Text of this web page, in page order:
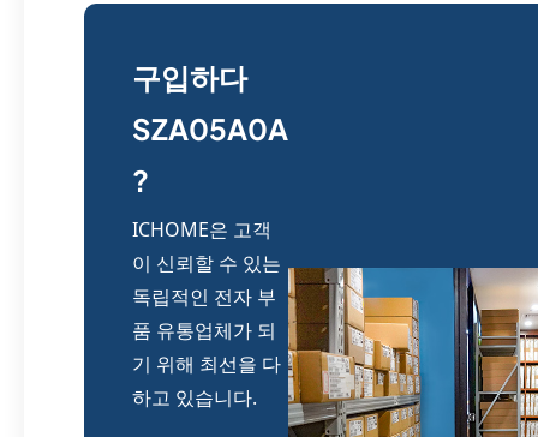
구입하다
SZA05A0A
?
ICHOME은 고객
이 신뢰할 수 있는
독립적인 전자 부
품 유통업체가 되
기 위해 최선을 다
하고 있습니다.